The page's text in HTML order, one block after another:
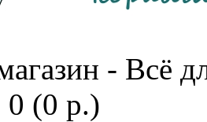
- Всё
0 (0 р.)